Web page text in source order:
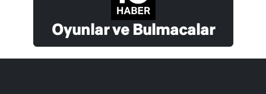
Oyunlar ve Bulmacalar